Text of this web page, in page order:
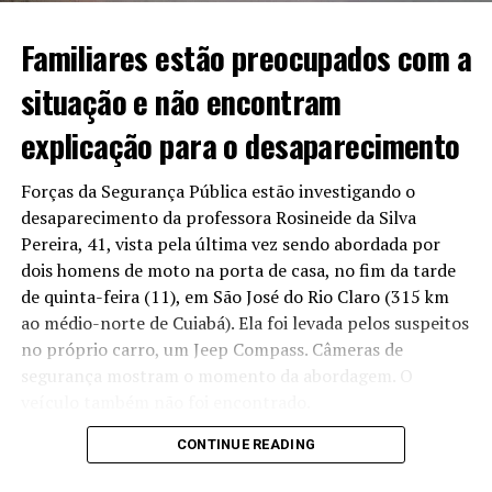
até agosto, para finalizar o trecho que foi aberto na
Em caso de não cumprimento, seria aplicada uma multa
de R$ 54 milhões. O que não aconteceu até o momento.
Acusados de omissão
Para o presidente da Assembleia, o atraso da entrega
não pode ser tolerado e exige que o contrato seja
cumprido e que providências mais duras, como multa,
sejam aplicadas. Para ele, a falta de aplicação pode ser
tratada como “omissão” política por parte dos
“Infelizmente, tem empresas que ganham licitação e
não têm capacidade de fazer aquilo que se propõe fazer
Familiares estão preocupados com a
situação e não encontram
explicação para o desaparecimento
Forças da Segurança Pública estão investigando o
desaparecimento da professora Rosineide da Silva
Pereira, 41, vista pela última vez sendo abordada por
dois homens de moto na porta de casa, no fim da tarde
de quinta-feira (11), em São José do Rio Claro (315 km
ao médio-norte de Cuiabá). Ela foi levada pelos suspeitos
no próprio carro, um Jeep Compass. Câmeras de
segurança mostram o momento da abordagem. O
Reportagem apurou que amigos da professora,
CONTINUE READING